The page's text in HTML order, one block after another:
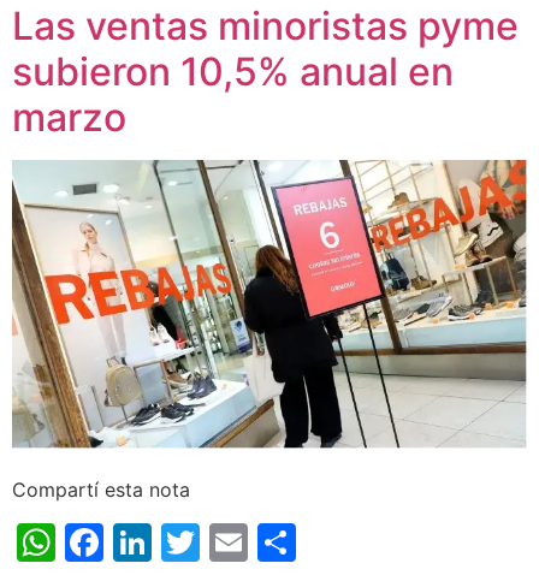
Las ventas minoristas pyme
subieron 10,5% anual en
marzo
Compartí esta nota
WhatsApp
Facebook
LinkedIn
Twitter
Email